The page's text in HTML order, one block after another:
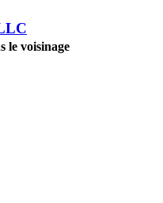
le voisinage